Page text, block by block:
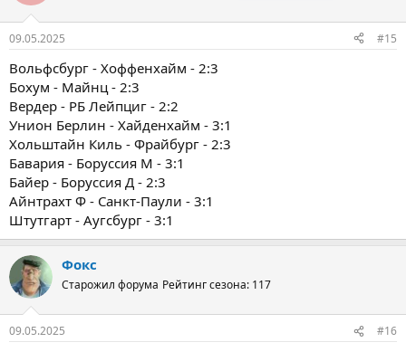
09.05.2025 #15
Вольфсбург - Хоффенхайм - 2:3
Бохум - Майнц - 2:3
Вердер - РБ Лейпциг - 2:2
Унион Берлин - Хайденхайм - 3:1
Хольштайн Киль - Фрайбург - 2:3
Бавария - Боруссия М - 3:1
Байер - Боруссия Д - 2:3
Айнтрахт Ф - Санкт-Паули - 3:1
Штутгарт - Аугсбург - 3:1
Фокс
Старожил форума Рейтинг сезона: 117
09.05.2025 #16